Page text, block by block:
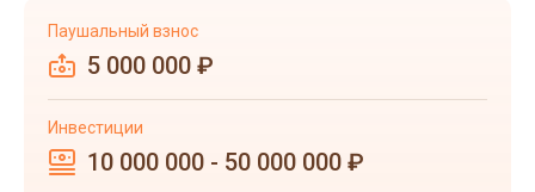
Паушальный взнос
5 000 000 ₽
Инвестиции
10 000 000 - 50 000 000 ₽